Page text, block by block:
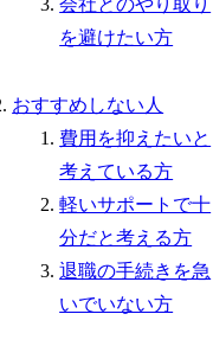
会社とのやり取り
を避けたい方
おすすめしない人
費用を抑えたいと
考えている方
軽いサポートで十
分だと考える方
退職の手続きを急
いでいない方